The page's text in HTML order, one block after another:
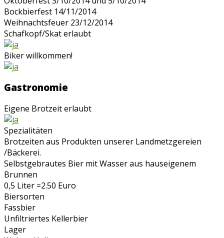
Bockbierfest 14/11/2014
Weihnachtsfeuer 23/12/2014
Schafkopf/Skat erlaubt
Biker willkommen!
Gastronomie
Eigene Brotzeit erlaubt
Spezialitäten
Brotzeiten aus Produkten unserer Landmetzgereien
/Bäckerei.
Selbstgebrautes Bier mit Wasser aus hauseigenem
Brunnen
0,5 Liter =2.50 Euro
Biersorten
Fassbier
Unfiltriertes Kellerbier
Lager